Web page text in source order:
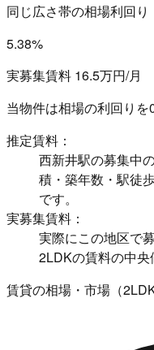
同じ広さ帯の相場利回り
5.38%
実募集賃料 16.5万円/月
当物件は相場の利回りを
推定賃料：
西新井駅の募集中
積・築年数・駅徒
です。
実募集賃料：
実際にこの地区で
2LDKの賃料の中央
賃貸の相場・市場（2LDK